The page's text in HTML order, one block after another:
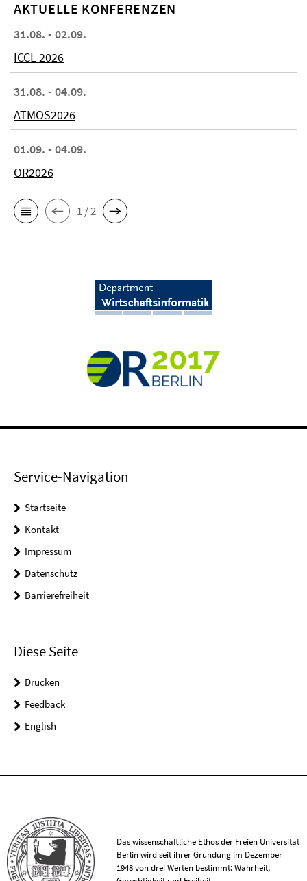
AKTUELLE KONFERENZEN
31.08. - 02.09.
ICCL 2026
31.08. - 04.09.
ATMOS2026
01.09. - 04.09.
OR2026
1 / 2
Service-Navigation
Startseite
Kontakt
Impressum
Datenschutz
Barrierefreiheit
Diese Seite
Drucken
Feedback
English
Das wissenschaftliche Ethos der Freien Universität
Berlin wird seit ihrer Gründung im Dezember
1948 von drei Werten bestimmt: Wahrheit,